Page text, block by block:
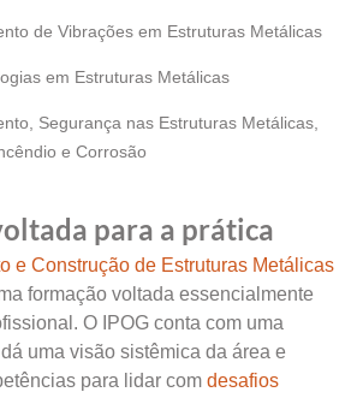
de Vibrações em Estruturas Metálicas
em Estruturas Metálicas
Segurança nas Estruturas Metálicas,
e Corrosão
para a prática
e Construção de Estruturas Metálicas
formação voltada essencialmente
O IPOG conta com uma
uma visão sistêmica da área e
para lidar com desafios